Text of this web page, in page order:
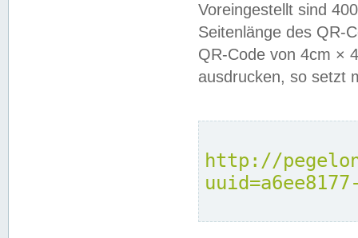
Voreingestellt sind
Seitenlänge des QR-
QR-Code von 4cm ×
ausdrucken, so setzt
http://